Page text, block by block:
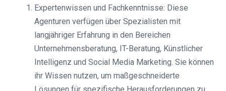
Expertenwissen und Fachkenntnisse: Diese
Agenturen verfügen über Spezialisten mit
langjähriger Erfahrung in den Bereichen
Unternehmensberatung, IT-Beratung, Künstlicher
Intelligenz und Social Media Marketing. Sie können
ihr Wissen nutzen, um maßgeschneiderte